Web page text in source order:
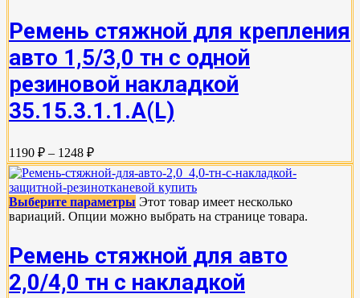
Ремень стяжной для крепления
авто 1,5/3,0 тн с одной
резиновой накладкой
35.15.3.1.1.А(L)
1190 ₽ – 1248 ₽
Выберите параметры Этот товар имеет несколько
вариаций. Опции можно выбрать на странице товара.
Ремень стяжной для авто
2,0/4,0 тн с накладкой